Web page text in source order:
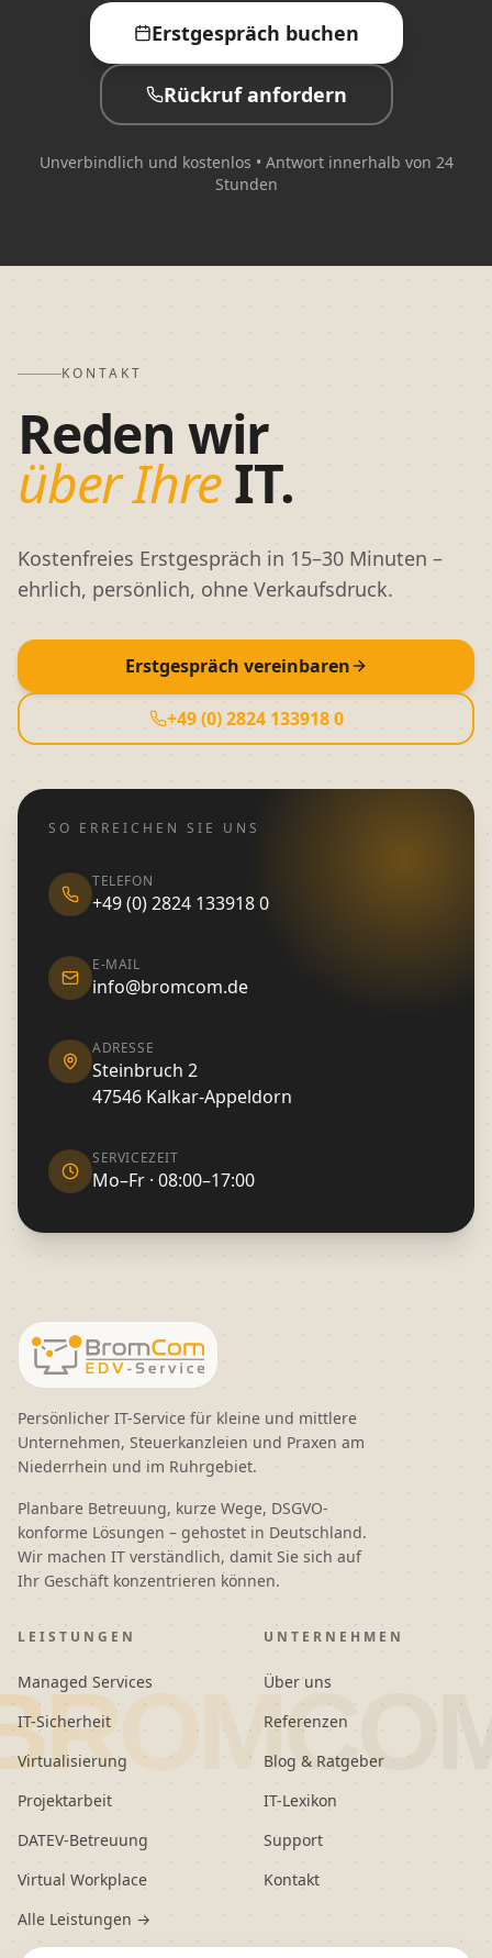
Erstgespräch buchen
Rückruf anfordern
Unverbindlich und kostenlos • Antwort innerhalb von 24
Stunden
KONTAKT
Reden wir
über IhreIT.
Kostenfreies Erstgespräch in 15–30 Minuten –
ehrlich, persönlich, ohne Verkaufsdruck.
Erstgespräch vereinbaren
+49 (0) 2824 133918 0
SO ERREICHEN SIE UNS
TELEFON
+49 (0) 2824 133918 0
E-MAIL
info@bromcom.de
ADRESSE
Steinbruch 2
47546 Kalkar-Appeldorn
SERVICEZEIT
Mo–Fr · 08:00–17:00
Persönlicher IT-Service für kleine und mittlere
Unternehmen, Steuerkanzleien und Praxen am
Niederrhein und im Ruhrgebiet.
Planbare Betreuung, kurze Wege, DSGVO-
konforme Lösungen – gehostet in Deutschland.
Wir machen IT verständlich, damit Sie sich auf
Ihr Geschäft konzentrieren können.
LEISTUNGEN
Managed Services
IT-Sicherheit
Virtualisierung
Projektarbeit
DATEV-Betreuung
Virtual Workplace
Alle Leistungen →
UNTERNEHMEN
Über uns
Referenzen
Blog & Ratgeber
IT-Lexikon
Support
Kontakt